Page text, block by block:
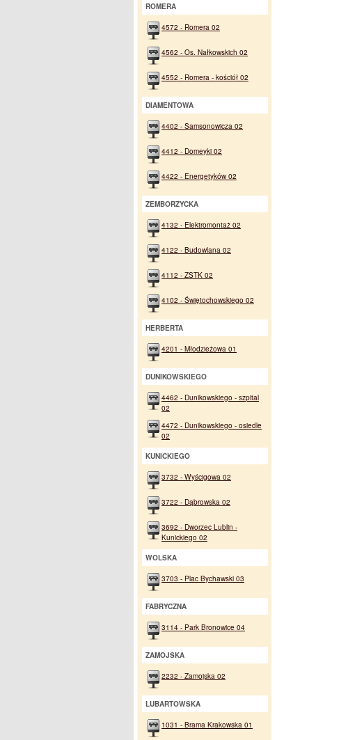
ROMERA
4572 - Romera 02
4562 - Os. Nałkowskich 02
4552 - Romera - kościół 02
DIAMENTOWA
4402 - Samsonowicza 02
4412 - Domeyki 02
4422 - Energetyków 02
ZEMBORZYCKA
4132 - Elektromontaż 02
4122 - Budowlana 02
4112 - ZSTK 02
4102 - Świętochowskiego 02
HERBERTA
4201 - Młodzieżowa 01
DUNIKOWSKIEGO
4462 - Dunikowskiego - szpital
02
4472 - Dunikowskiego - osiedle
02
KUNICKIEGO
3732 - Wyścigowa 02
3722 - Dąbrowska 02
3692 - Dworzec Lublin -
Kunickiego 02
WOLSKA
3703 - Plac Bychawski 03
FABRYCZNA
3114 - Park Bronowice 04
ZAMOJSKA
2232 - Zamojska 02
LUBARTOWSKA
1031 - Brama Krakowska 01